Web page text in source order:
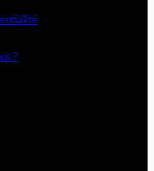
?